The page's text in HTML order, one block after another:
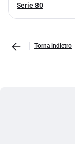
Serie 80
Torna indietro